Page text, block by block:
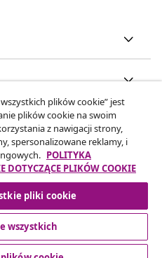
plików cookie” jest
plików cookie na swoim
z nawigacji strony,
spersonalizowane reklamy, i
POLITYKA
DOTYCZĄCE PLIKÓW COOKIE
pliki cookie
wszystkich